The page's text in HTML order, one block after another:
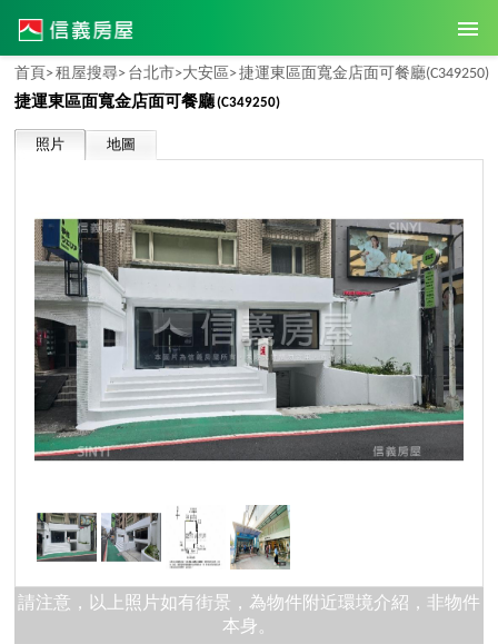
首頁>租屋搜尋> 台北市>大安區>捷運東區面寬金店面可餐廳(C349250)
捷運東區面寬金店面可餐廳(C349250)
照片 地圖
請注意，以上照片如有街景，為物件附近環境介紹，非物件
本身。